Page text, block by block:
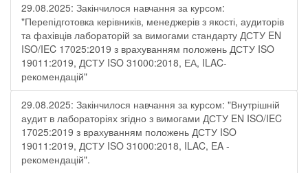
29.08.2025: Закінчилося навчання за курсом:
"Перепідготовка керівників, менеджерів з якості, аудиторів
та фахівців лабораторій за вимогами стандарту ДСТУ EN
ISO/IEC 17025:2019 з врахуванням положень ДСТУ ISO
19011:2019, ДСТУ ISO 31000:2018, ЕА, ILAC-
рекомендацій"
29.08.2025: Закінчилося навчання за курсом: "Внутрішній
аудит в лабораторіях згідно з вимогами ДСТУ EN ISO/IEC
17025:2019 з врахуванням положень ДСТУ ISO
19011:2019, ДСТУ ISO 31000:2018, ILAC, EA -
рекомендацій".